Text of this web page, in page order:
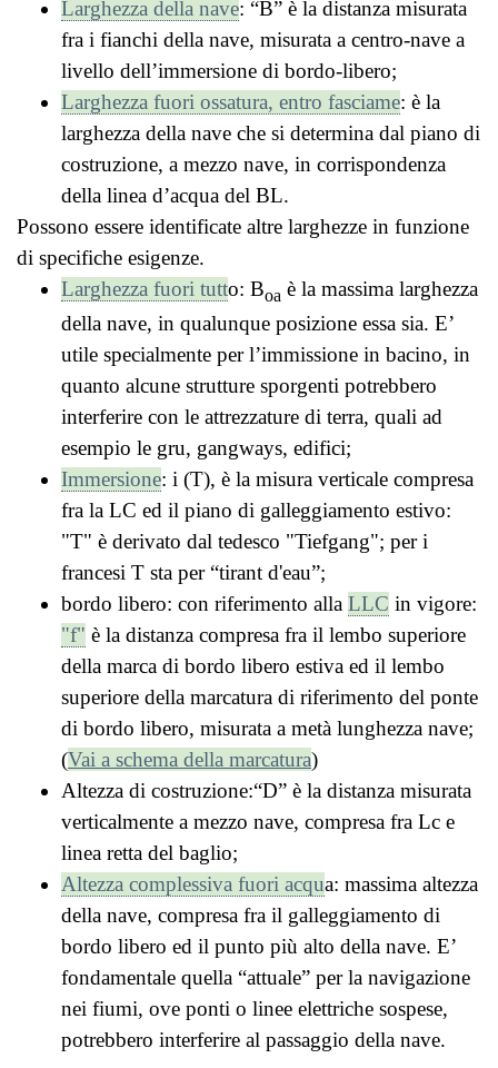
Larghezza della nave: “B” è la distanza misurata
fra i fianchi della nave, misurata a centro-nave a
livello dell’immersione di bordo-libero;
Larghezza fuori ossatura, entro fasciame: è la
larghezza della nave che si determina dal piano di
costruzione, a mezzo nave, in corrispondenza
della linea d’acqua del BL.
Possono essere identificate altre larghezze in funzione
di specifiche esigenze.
Larghezza fuori tutto: Boa è la massima larghezza
della nave, in qualunque posizione essa sia. E’
utile specialmente per l’immissione in bacino, in
quanto alcune strutture sporgenti potrebbero
interferire con le attrezzature di terra, quali ad
esempio le gru, gangways, edifici;
Immersione: i (T), è la misura verticale compresa
fra la LC ed il piano di galleggiamento estivo:
"T" è derivato dal tedesco "Tiefgang"; per i
francesi T sta per “tirant d'eau”;
bordo libero: con riferimento alla LLC in vigore:
"f" è la distanza compresa fra il lembo superiore
della marca di bordo libero estiva ed il lembo
superiore della marcatura di riferimento del ponte
di bordo libero, misurata a metà lunghezza nave;
(Vai a schema della marcatura)
Altezza di costruzione:“D” è la distanza misurata
verticalmente a mezzo nave, compresa fra Lc e
linea retta del baglio;
Altezza complessiva fuori acqua: massima altezza
della nave, compresa fra il galleggiamento di
bordo libero ed il punto più alto della nave. E’
fondamentale quella “attuale” per la navigazione
nei fiumi, ove ponti o linee elettriche sospese,
potrebbero interferire al passaggio della nave.